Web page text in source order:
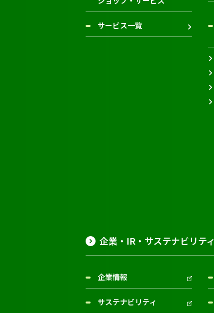
サービス一覧
企業・IR・サステナビリティ
企業情報
サステナビリティ